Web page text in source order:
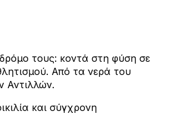
τους: κοντά στη φύση σε
Από τα νερά του
Αντιλλών.
και σύγχρονη